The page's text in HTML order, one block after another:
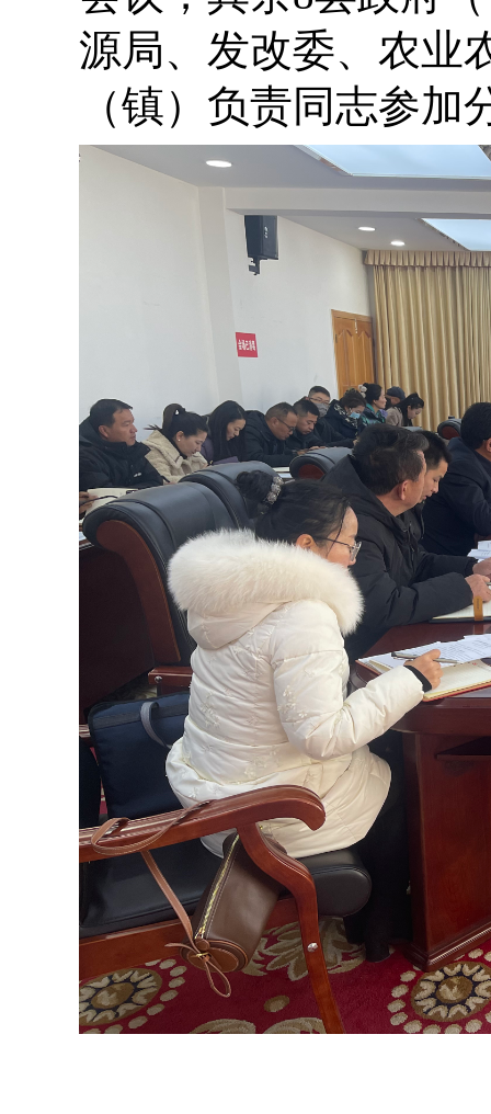
源局、发改委、农业
（镇）负责同志参加